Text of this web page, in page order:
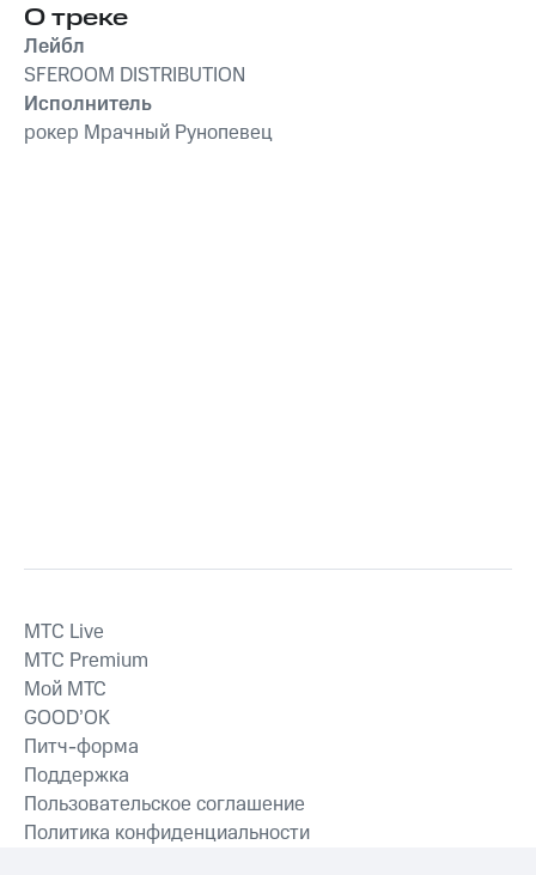
О треке
Лейбл
SFEROOM DISTRIBUTION
Исполнитель
рокер Мрачный Рунопевец
MTС Live
MTС Premium
Мой МТС
GOOD’OK
Питч-форма
Поддержка
Пользовательское соглашение
Политика конфиденциальности